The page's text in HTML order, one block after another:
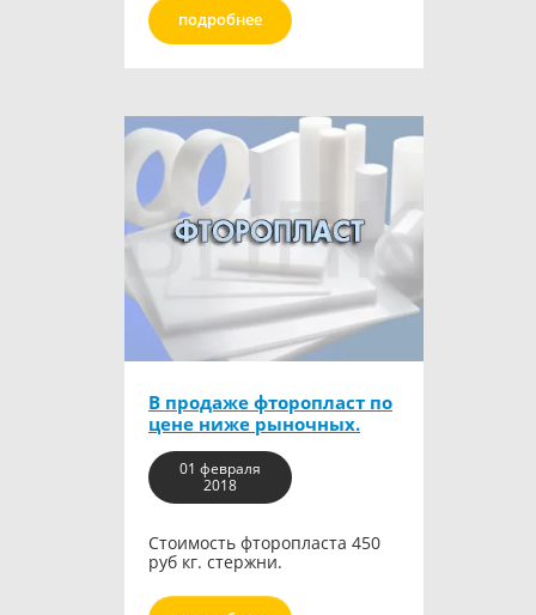
подробнее
В продаже фторопласт по
цене ниже рыночных.
01 февраля
2018
Стоимость фторопласта 450
руб кг. стержни.